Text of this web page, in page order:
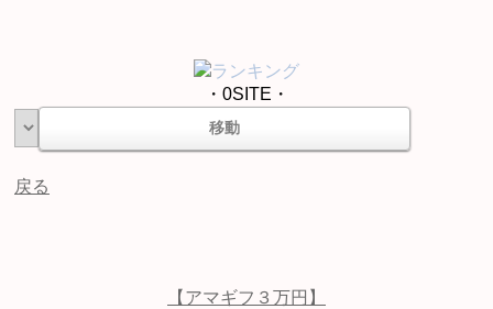
ランキング
・0SITE・
戻る
【アマギフ３万円】